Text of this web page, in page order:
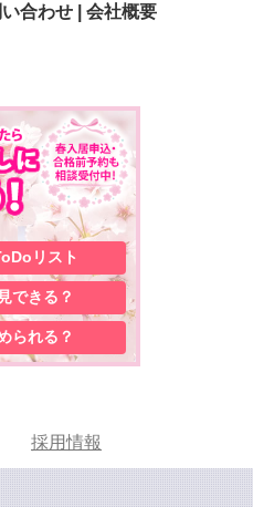
合わせ | 会社概要
リスト
できる？
られる？
採用情報